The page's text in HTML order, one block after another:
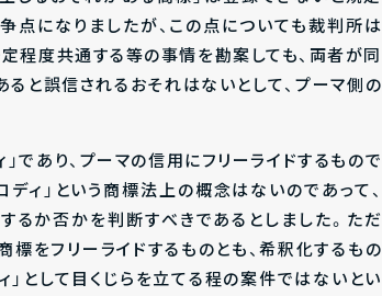
点になりましたが、この点についても裁判所は
程度共通する等の事情を勘案しても、両者が同
と誤信されるおそれはないとして、プーマ側の
であり、プーマの信用にフリーライドするもので
ィ」という商標法上の概念はないのであって、
るか否かを判断すべきであるとしました。ただ
をフリーライドするものとも、希釈化するもの
」として目くじらを立てる程の案件ではないとい